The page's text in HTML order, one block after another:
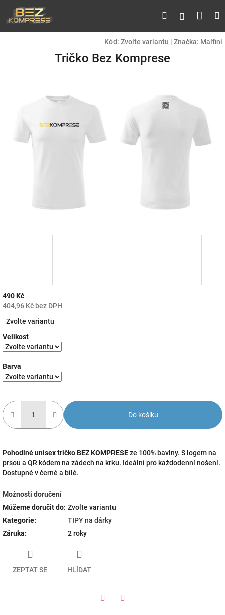
obsah
HledatPřihlášení
Kód: Zvolte variantu | Značka: Malfini
Tričko Bez Komprese
490 Kč
404,96 Kč bez DPH
cena:
Zvolte variantu
Velikost
Barva
Do košíku
Pohodlné unisex tričko BEZ KOMPRESEze 100% bavlny. S logem na
prsou a QR kódem na zádech na krku. Ideální pro každodenní nošení.
Dostupné v černé a bílé.
Možnosti doručení
Můžeme doručit do: Zvolte variantu
Kategorie:
TIPY na dárky
Záruka: 2 roky
ZEPTAT SE HLÍDAT